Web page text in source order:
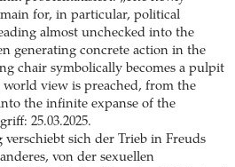
for, in particular, political
almost unchecked into the
generating concrete action in the
chair symbolically becomes a pulpit
view is preached, from the
the infinite expanse of the
25.03.2025.
verschiebt sich der Trieb in Freuds
von der sexuellen